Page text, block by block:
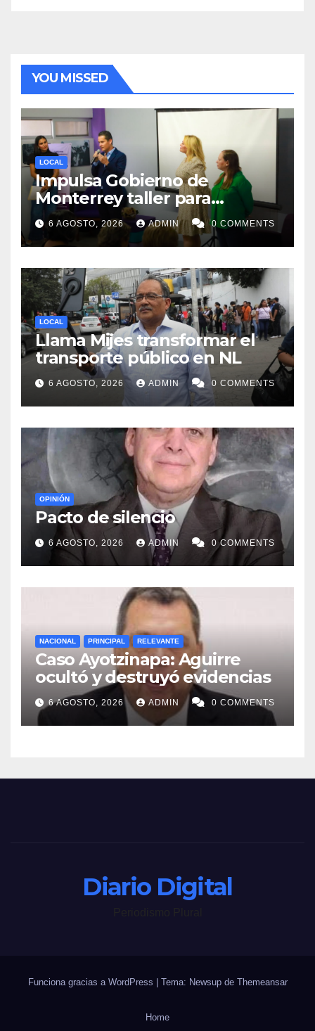
YOU MISSED
LOCAL
Impulsa Gobierno de
Monterrey taller para
acompañar a mujeres en
procesos de pérdida y duelo
6 AGOSTO, 2026 ADMIN 0 COMMENTS
LOCAL
Llama Mijes transformar el
transporte público en NL
6 AGOSTO, 2026 ADMIN 0 COMMENTS
OPINIÓN
Pacto de silencio
6 AGOSTO, 2026 ADMIN 0 COMMENTS
NACIONAL PRINCIPAL RELEVANTE
Caso Ayotzinapa: Aguirre
ocultó y destruyó evidencias
6 AGOSTO, 2026 ADMIN 0 COMMENTS
Diario Digital
Funciona gracias a WordPress | Tema: Newsup de Themeansar
Home